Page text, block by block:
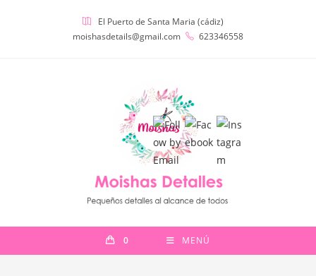
El Puerto de Santa Maria (cádiz)
moishasdetails@gmail.com
623346558
0 MENÚ